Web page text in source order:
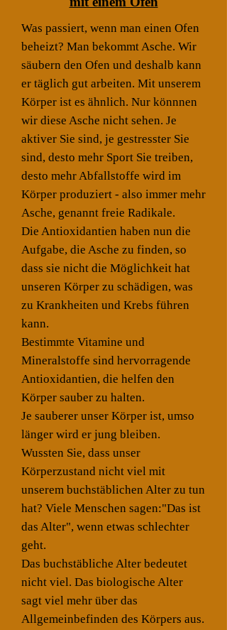
Was passiert, wenn man einen Ofen
beheizt? Man bekommt Asche. Wir
säubern den Ofen und deshalb kann
er täglich gut arbeiten. Mit unserem
Körper ist es ähnlich. Nur könnnen
wir diese Asche nicht sehen. Je
aktiver Sie sind, je gestresster Sie
sind, desto mehr Sport Sie treiben,
desto mehr Abfallstoffe wird im
Körper produziert - also immer mehr
Asche, genannt freie Radikale.
Die Antioxidantien haben nun die
Aufgabe, die Asche zu finden, so
dass sie nicht die Möglichkeit hat
unseren Körper zu schädigen, was
zu Krankheiten und Krebs führen
kann.
Bestimmte Vitamine und
Mineralstoffe sind hervorragende
Antioxidantien, die helfen den
Körper sauber zu halten.
Je sauberer unser Körper ist, umso
länger wird er jung bleiben.
Wussten Sie, dass unser
Körperzustand nicht viel mit
unserem buchstäblichen Alter zu tun
hat? Viele Menschen sagen:"Das ist
das Alter", wenn etwas schlechter
geht.
Das buchstäbliche Alter bedeutet
nicht viel. Das biologische Alter
sagt viel mehr über das
Allgemeinbefinden des Körpers aus.